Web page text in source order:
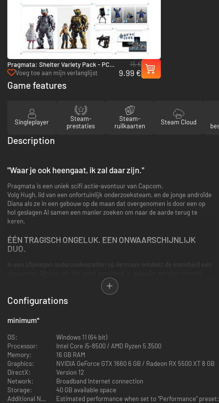
Pragmata: Shelter Variety Pack - PC
(Steam)
Voeg toe aan mijn verlanglijst
15 €
9.99 €
Game features
Singleplayer
Steam-
prestaties
Steam-
ruilkaarten
Steam Cloud
Description
"Waar je ook heengaat, ik zal daar zijn."
Pragmata is een uniek scifi actie-avontuur van Capcom.
Volg Hugh, lid van een onfortuinlijk onderzoeksteam, en de jonge androïde
Diana als ze in een gebouw op de maan dat overgenomen is door een op
hol geslagen AI samen een manier zoeken om naar de aarde terug te
keren.
ÉÉN TRAGISCH ONGELUK. EEN ONWAARSCHIJNLIJK
DUO.
In een afgelegen onderzoeksstation op de maan ontdekt de mensheid een
3D-printers bijna alles te maken wat je maar bedenken kunt.
Als het contact met het station plotseling verloren gaat, worden Hugh en
zijn team op onderzoek uitgestuurd... maar dan gebeurt er een ramp.
Hugh wordt gered door Diana, een androïde die in haar eentje door het
complex dwaalt. De twee moeten samenwerken om van de maan af te
die eropuit is om hen te stoppen.
Configurations
minimum*
OS:
Windows 11 (64 bit)
Processor:
Intel Core i5-8500 / AMD Ryzen 5 3500
Memory:
16 GB RAM
Graphics:
NVIDIA GeForce GTX 1660 6 GB / Radeon RX 5500 XT 8 GB
DirectX:
Version 12
Network:
Broadband Internet connection
Storage:
40 GB available space
Additional Notes: